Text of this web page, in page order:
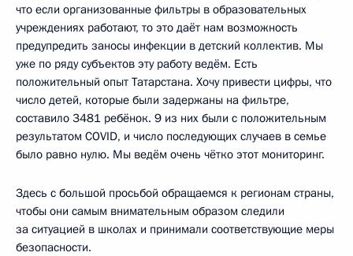
что если организованные фильтры в образовательных
учреждениях работают, то это даёт нам возможность
предупредить заносы инфекции в детский коллектив. Мы
уже по ряду субъектов эту работу ведём. Есть
положительный опыт Татарстана. Хочу привести цифры, что
число детей, которые были задержаны на фильтре,
составило 3481 ребёнок. 9 из них были с положительным
результатом COVID, и число последующих случаев в семье
было равно нулю. Мы ведём очень чётко этот мониторинг.
Здесь с большой просьбой обращаемся к регионам страны,
чтобы они самым внимательным образом следили
за ситуацией в школах и принимали соответствующие меры
безопасности.